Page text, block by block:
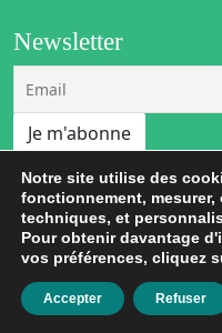
Newsletter
En validant votre inscription,
et utilise votre adresse email
d’informations. Vous pouvez
vos paramètres de compte ou à
Notre site utilise des
fonctionnement,
techniques, et
Pour obtenir davantage
vos préférences, cliquez
Accepter Refuser